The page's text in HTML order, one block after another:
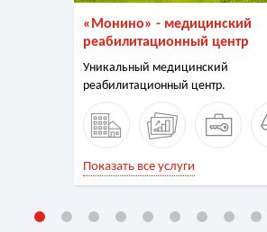
«Монино» - медицинский
реабилитационный центр
Уникальный медицинский
реабилитационный центр.
Показать все услуги